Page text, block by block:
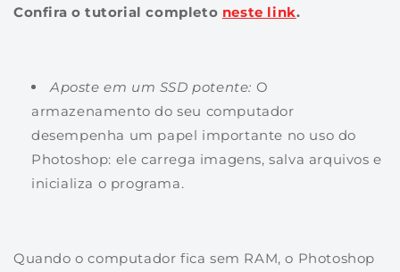
Confira o tutorial completo neste link.
Aposte em um SSD potente: O
armazenamento do seu computador
desempenha um papel importante no uso do
Photoshop: ele carrega imagens, salva arquivos e
inicializa o programa.
Quando o computador fica sem RAM, o Photoshop